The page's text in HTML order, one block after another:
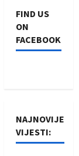
FIND US
ON
FACEBOOK
NAJNOVIJE
VIJESTI: